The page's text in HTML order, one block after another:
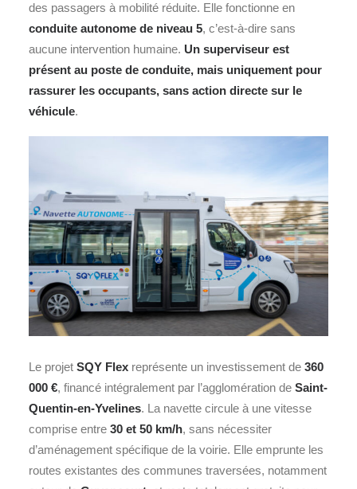
des passagers à mobilité réduite. Elle fonctionne en
conduite autonome de niveau 5, c’est-à-dire sans
aucune intervention humaine. Un superviseur est
présent au poste de conduite, mais uniquement pour
rassurer les occupants, sans action directe sur le
véhicule.
Le projet SQY Flex représente un investissement de 360
000 €, financé intégralement par l’agglomération de Saint-
Quentin-en-Yvelines. La navette circule à une vitesse
comprise entre 30 et 50 km/h, sans nécessiter
d’aménagement spécifique de la voirie. Elle emprunte les
routes existantes des communes traversées, notamment